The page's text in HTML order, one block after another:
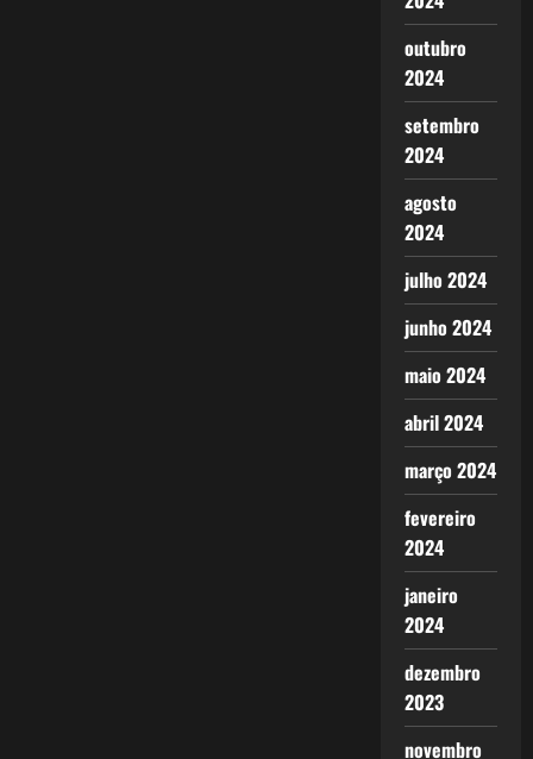
outubro
2024
setembro
2024
agosto
2024
julho 2024
junho 2024
maio 2024
abril 2024
março 2024
fevereiro
2024
janeiro
2024
dezembro
2023
novembro